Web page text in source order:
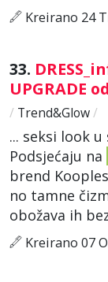
Kreirano 24
33.
UPGRADE
/ Trend&Glow/
... seksi look
Podsjećaju na
brend
no tamne
obožava ih
Kreirano 07